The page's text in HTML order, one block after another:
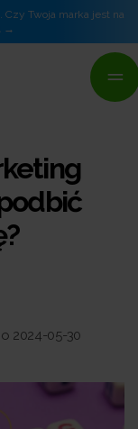
Twoja marka jest na
2024-05-30